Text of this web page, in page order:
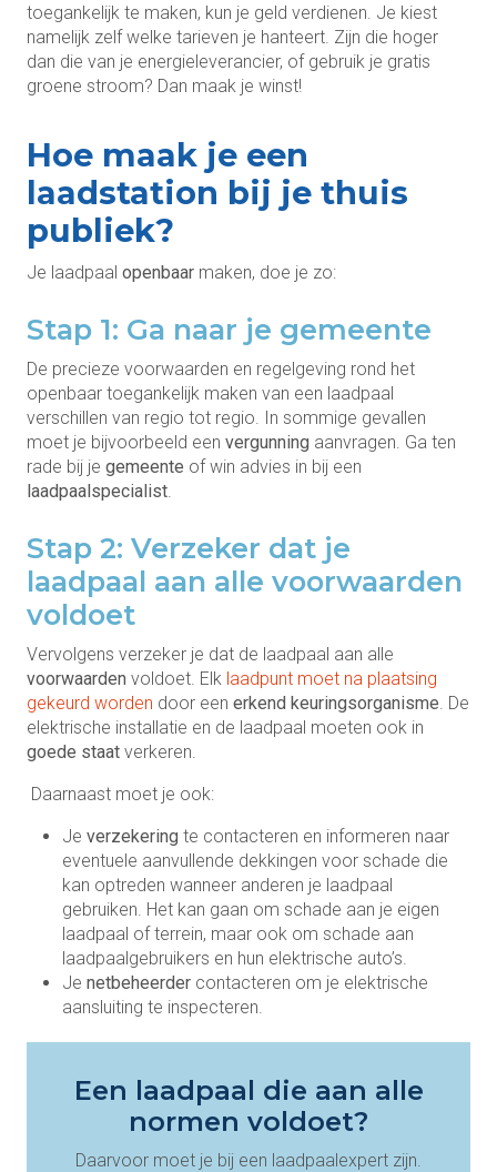
toegankelijk te maken, kun je geld verdienen. Je kiest
namelijk zelf welke tarieven je hanteert. Zijn die hoger
dan die van je energieleverancier, of gebruik je gratis
groene stroom? Dan maak je winst!
Hoe maak je een
laadstation bij je thuis
publiek?
Je laadpaal openbaar maken, doe je zo:
Stap 1: Ga naar je gemeente
De precieze voorwaarden en regelgeving rond het
openbaar toegankelijk maken van een laadpaal
verschillen van regio tot regio. In sommige gevallen
moet je bijvoorbeeld een vergunning aanvragen. Ga ten
rade bij je gemeente of win advies in bij een
laadpaalspecialist
Stap 2: Verzeker dat je
laadpaal aan alle voorwaarden
voldoet
Vervolgens verzeker je dat de laadpaal aan alle
voorwaarden voldoet. Elk laadpunt moet na plaatsing
gekeurd worden door een erkend keuringsorganisme . De
elektrische installatie en de laadpaal moeten ook in
goede staat verkeren.
Daarnaast moet je ook:
Je verzekering te contacteren en informeren naar
eventuele aanvullende dekkingen voor schade die
kan optreden wanneer anderen je laadpaal
gebruiken. Het kan gaan om schade aan je eigen
laadpaal of terrein, maar ook om schade aan
laadpaalgebruikers en hun elektrische auto’s.
Je netbeheerder contacteren om je elektrische
aansluiting te inspecteren.
Een laadpaal die aan alle
normen voldoet?
Daarvoor moet je bij een laadpaalexpert zijn.